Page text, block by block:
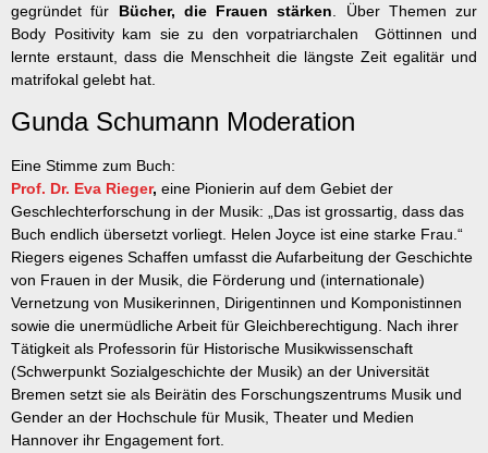
gegründet für Bücher, die Frauen stärken . Über Themen zur
Body Positivity kam sie zu den vorpatriarchalen Göttinnen und
lernte erstaunt, dass die Menschheit die längste Zeit egalitär und
matrifokal gelebt hat.
Gunda Schumann Moderation
Eine Stimme zum Buch:
Prof. Dr. Eva Rieger, eine Pionierin auf dem Gebiet der
Geschlechterforschung in der Musik: „Das ist grossartig, dass das
Buch endlich übersetzt vorliegt. Helen Joyce ist eine starke Frau.“
Riegers eigenes Schaffen umfasst die Aufarbeitung der Geschichte
von Frauen in der Musik, die Förderung und (internationale)
Vernetzung von Musikerinnen, Dirigentinnen und Komponistinnen
sowie die unermüdliche Arbeit für Gleichberechtigung. Nach ihrer
Tätigkeit als Professorin für Historische Musikwissenschaft
(Schwerpunkt Sozialgeschichte der Musik) an der Universität
Bremen setzt sie als Beirätin des Forschungszentrums Musik und
Gender an der Hochschule für Musik, Theater und Medien
Hannover ihr Engagement fort.